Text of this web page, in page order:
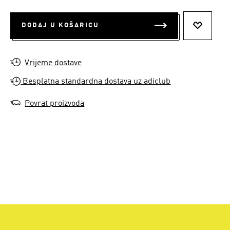
DODAJ U KOŠARICU
Vrijeme dostave
Besplatna standardna dostava uz adiclub
Povrat proizvoda